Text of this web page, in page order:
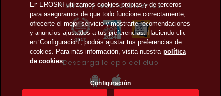
Premios y reconocimientos:
Descarga la app del club
En EROSKI utilizamos cookies propias y de terceros
para asegurarnos de que todo funcione correctamente,
ofrecerte el mejor servicio y mostrarte recomendaciones
y anuncios ajustados a tus preferencias. Haciendo clic
en ‘Configuración’, podrás ajustar tus preferencias de
cookies. Para más información, visita nuestra política
de cookies
Configuración